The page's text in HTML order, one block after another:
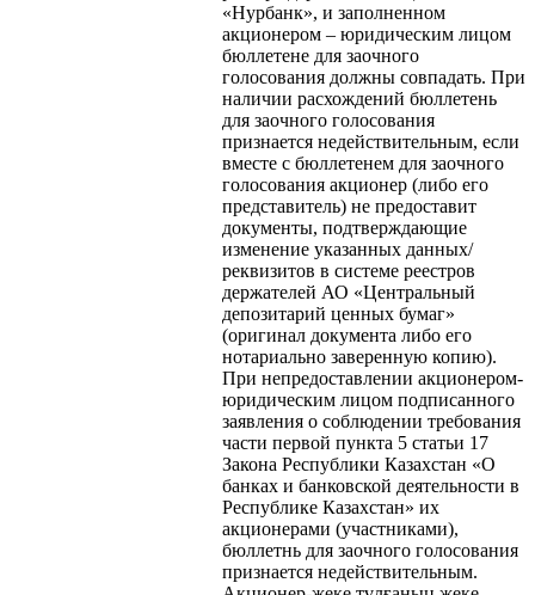
«Нурбанк», и заполненном
акционером – юридическим лицом
бюллетене для заочного
голосования должны совпадать. При
наличии расхождений бюллетень
для заочного голосования
признается недействительным, если
вместе с бюллетенем для заочного
голосования акционер (либо его
представитель) не предоставит
документы, подтверждающие
изменение указанных данных/
реквизитов в системе реестров
держателей АО «Центральный
депозитарий ценных бумаг»
(оригинал документа либо его
нотариально заверенную копию).
При непредоставлении акционером-
юридическим лицом подписанного
заявления о соблюдении требования
части первой пункта 5 статьи 17
Закона Республики Казахстан «О
банках и банковской деятельности в
Республике Казахстан» их
акционерами (участниками),
бюллетнь для заочного голосования
признается недействительным.